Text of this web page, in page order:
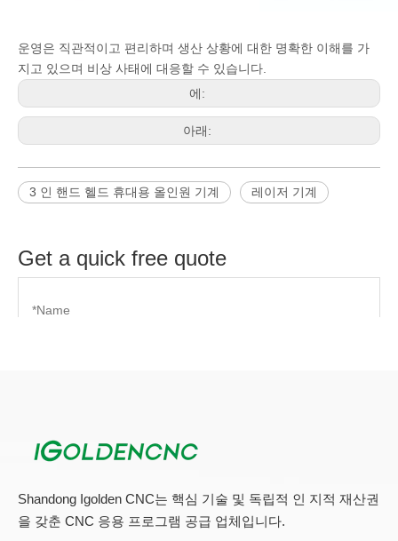
운영은 직관적이고 편리하며 생산 상황에 대한 명확한 이해를 가
지고 있으며 비상 사태에 대응할 수 있습니다.
에:
아래:
3 인 핸드 헬드 휴대용 올인원 기계 레이저 기계
Get a quick free quote
Shandong Igolden CNC는 핵심 기술 및 독립적 인 지적 재산권
을 갖춘 CNC 응용 프로그램 공급 업체입니다.